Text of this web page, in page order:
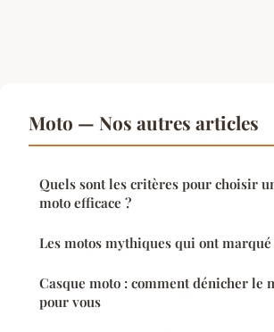
Moto — Nos autres articles
Quels sont les critères pour choisir
moto efficace ?
Les motos mythiques qui ont
Casque moto : comment dénicher le
pour vous